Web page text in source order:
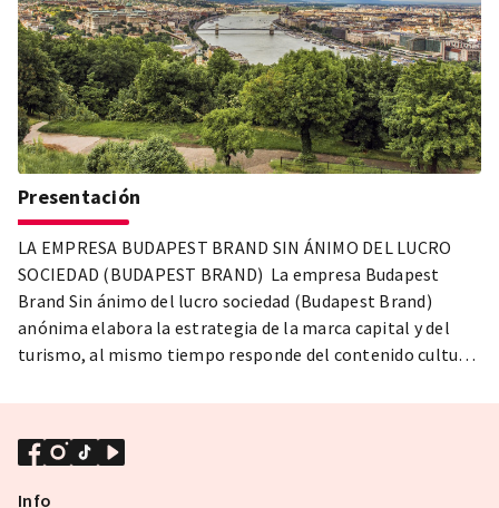
Presentación
LA EMPRESA BUDAPEST BRAND SIN ÁNIMO DEL LUCRO
SOCIEDAD (BUDAPEST BRAND) La empresa Budapest
Brand Sin ánimo del lucro sociedad (Budapest Brand)
anónima elabora la estrategia de la marca capital y del
turismo, al mismo tiempo responde del contenido cultural
Info